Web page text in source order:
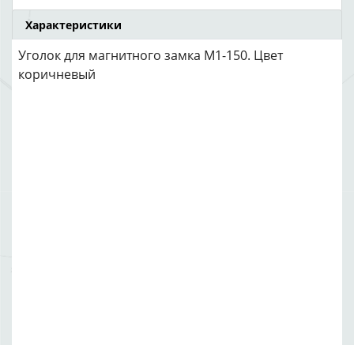
Характеристики
Уголок для магнитного замка М1-150. Цвет
коричневый